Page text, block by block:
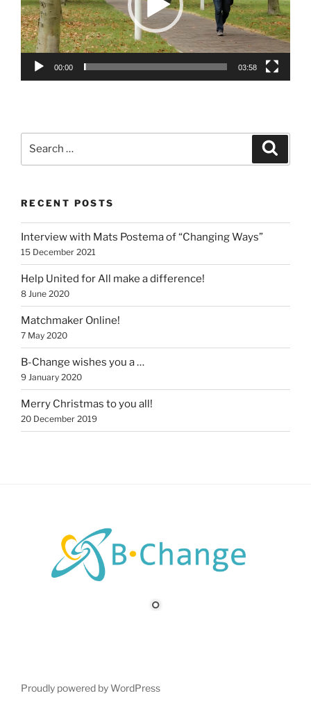
00:00 03:58
RECENT POSTS
Interview with Mats Postema of “Changing Ways”
15 December 2021
Help United for All make a difference!
8 June 2020
Matchmaker Online!
7 May 2020
B-Change wishes you a …
9 January 2020
Merry Christmas to you all!
20 December 2019
Proudly powered by WordPress